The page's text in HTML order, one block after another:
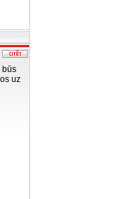
būs
uz